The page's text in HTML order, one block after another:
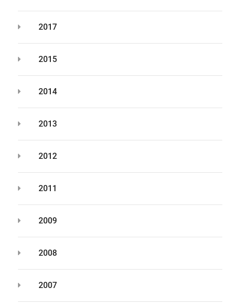
2017
2015
2014
2013
2012
2011
2009
2008
2007